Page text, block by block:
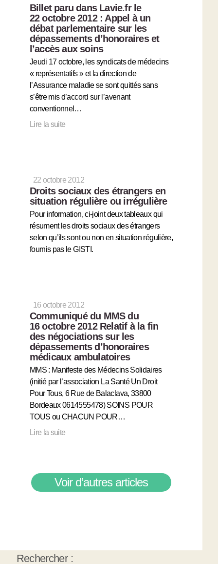
Billet paru dans Lavie.fr le
22 octobre 2012 : Appel à un
débat parlementaire sur les
dépassements d’honoraires et
l’accès aux soins
Jeudi 17 octobre, les syndicats de médecins
« représentatifs » et la direction de
l’Assurance maladie se sont quittés sans
s’être mis d’accord sur l’avenant
conventionnel…
Lire la suite
22 octobre 2012
Droits sociaux des étrangers en
situation régulière ou irrégulière
Pour information, ci-joint deux tableaux qui
résument les droits sociaux des étrangers
selon qu’ils sont ou non en situation régulière,
fournis pas le GISTI.
16 octobre 2012
Communiqué du MMS du
16 octobre 2012 Relatif à la fin
des négociations sur les
dépassements d’honoraires
médicaux ambulatoires
MMS : Manifeste des Médecins Solidaires
(initié par l’association La Santé Un Droit
Pour Tous, 6 Rue de Balaclava, 33800
Bordeaux 0614555478) SOINS POUR
TOUS ou CHACUN POUR…
Lire la suite
Voir d’autres articles
Rechercher :